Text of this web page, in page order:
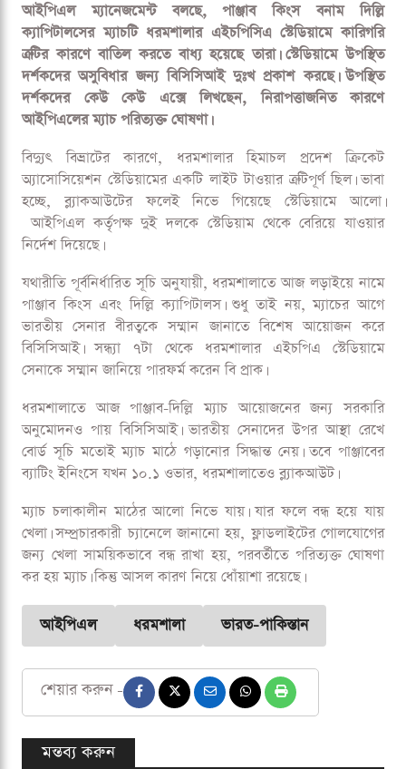
আইপিএল ম্যানেজমেন্ট বলছে, পাঞ্জাব কিংস বনাম দিল্লি
ক্যাপিটালসের ম্যাচটি ধরমশালার এইচপিসিএ স্টেডিয়ামে কারিগরি
ত্রুটির কারণে বাতিল করতে বাধ্য হয়েছে তারা। স্টেডিয়ামে উপস্থিত
দর্শকদের অসুবিধার জন্য বিসিসিআই দুঃখ প্রকাশ করছে। উপস্থিত
দর্শকদের কেউ কেউ এক্সে লিখছেন, নিরাপত্তাজনিত কারণে
আইপিএলের ম্যাচ পরিত্যক্ত ঘোষণা।
বিদ্যুৎ বিভ্রাটের কারণে, ধরমশালার হিমাচল প্রদেশ ক্রিকেট
অ্যাসোসিয়েশন স্টেডিয়ামের একটি লাইট টাওয়ার ত্রুটিপূর্ণ ছিল। ভাবা
হচ্ছে, ব্ল্যাকআউটের ফলেই নিভে গিয়েছে স্টেডিয়ামে আলো।
আইপিএল কর্তৃপক্ষ দুই দলকে স্টেডিয়াম থেকে বেরিয়ে যাওয়ার
নির্দেশ দিয়েছে।
যথারীতি পূর্বনির্ধারিত সূচি অনুযায়ী, ধরমশালাতে আজ লড়াইয়ে নামে
পাঞ্জাব কিংস এবং দিল্লি ক্যাপিটালস। শুধু তাই নয়, ম্যাচের আগে
ভারতীয় সেনার বীরত্বকে সম্মান জানাতে বিশেষ আয়োজন করে
বিসিসিআই। সন্ধ্যা ৭টা থেকে ধরমশালার এইচপিএ স্টেডিয়ামে
সেনাকে সম্মান জানিয়ে পারফর্ম করেন বি প্রাক।
ধরমশালাতে আজ পাঞ্জাব-দিল্লি ম্যাচ আয়োজনের জন্য সরকারি
অনুমোদনও পায় বিসিসিআই। ভারতীয় সেনাদের উপর আস্থা রেখে
বোর্ড সূচি মতোই ম্যাচ মাঠে গড়ানোর সিদ্ধান্ত নেয়। তবে পাঞ্জাবের
ব্যাটিং ইনিংসে যখন ১০.১ ওভার, ধরমশালাতেও ব্ল্যাকআউট।
ম্যাচ চলাকালীন মাঠের আলো নিভে যায়। যার ফলে বন্ধ হয়ে যায়
খেলা। সম্প্রচারকারী চ্যানেলে জানানো হয়, ফ্লাডলাইটের গোলযোগের
জন্য খেলা সাময়িকভাবে বন্ধ রাখা হয়, পরবর্তীতে পরিত্যক্ত ঘোষণা
কর হয় ম্যাচ। কিন্তু আসল কারণ নিয়ে ধোঁয়াশা রয়েছে।
আইপিএল ধরমশালা ভারত-পাকিস্তান
শেয়ার করুন -
মন্তব্য করুন